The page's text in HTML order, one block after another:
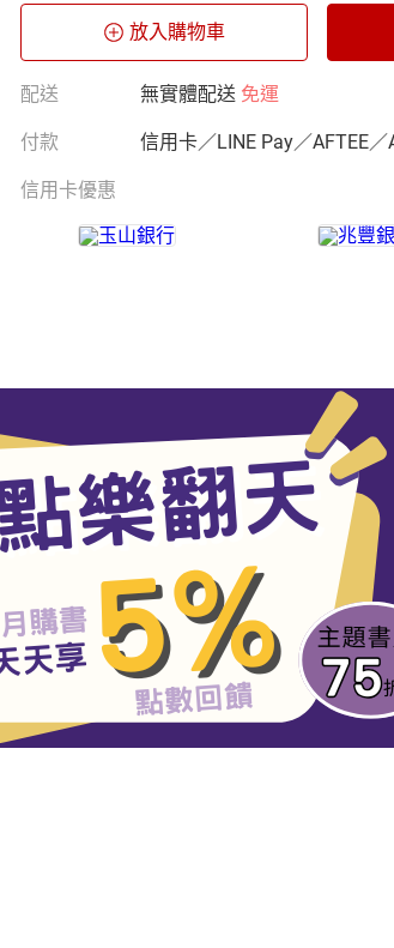
放入購物車
配送 無實體配送 免運
付款 信用卡／LINE Pay／AFTEE／
信用卡優惠